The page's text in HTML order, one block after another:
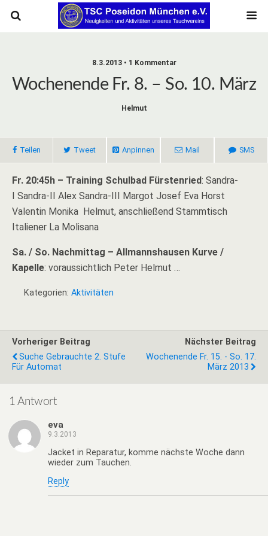
8.3.2013 • 1 Kommentar
Wochenende Fr. 8. – So. 10. März
Helmut
Teilen Tweet Anpinnen Mail SMS
Fr. 20:45h – Training Schulbad Fürstenried: Sandra-
I Sandra-II Alex Sandra-III Margot Josef Eva Horst
Valentin Monika Helmut, anschließend Stammtisch
Italiener La Molisana
Sa. / So. Nachmittag – Allmannshausen Kurve /
Kapelle: voraussichtlich Peter Helmut …
Kategorien: Aktivitäten
Vorheriger Beitrag
Suche Gebrauchte 2. Stufe
Für Automat
Nächster Beitrag
Wochenende Fr. 15. - So. 17.
März 2013
1 Antwort
eva
9.3.2013
Jacket in Reparatur, komme nächste Woche dann
wieder zum Tauchen.
Reply